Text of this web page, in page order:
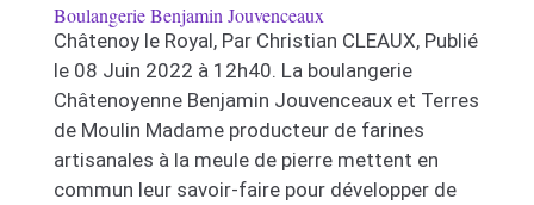
Boulangerie Benjamin Jouvenceaux
Châtenoy le Royal, Par Christian CLEAUX, Publié
le 08 Juin 2022 à 12h40. La boulangerie
Châtenoyenne Benjamin Jouvenceaux et Terres
de Moulin Madame producteur de farines
artisanales à la meule de pierre mettent en
commun leur savoir-faire pour développer de